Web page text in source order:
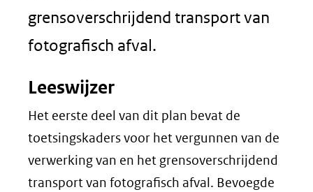
grensoverschrijdend transport van
fotografisch afval.
Leeswijzer
Het eerste deel van dit plan bevat de
toetsingskaders voor het vergunnen van de
verwerking van en het grensoverschrijdend
transport van fotografisch afval. Bevoegde